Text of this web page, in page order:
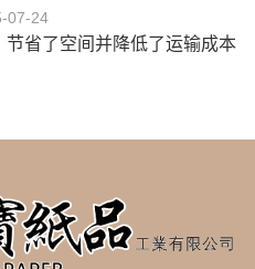
07-24
省了空间并降低了运输成本